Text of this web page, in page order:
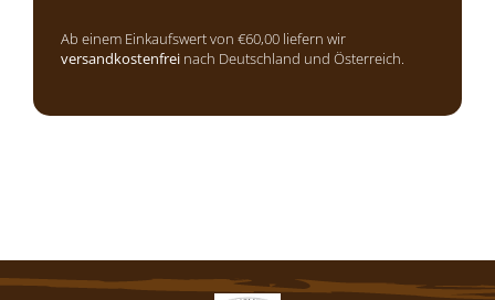
Ab einem Einkaufswert von €60,00 liefern wir
versandkostenfrei nach Deutschland und Österreich.